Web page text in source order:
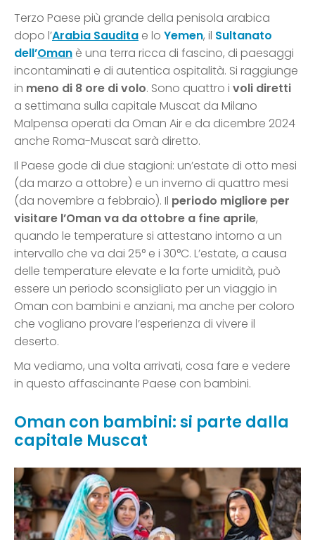
Terzo Paese più grande della penisola arabica
dopo l’Arabia Saudita e lo Yemen, il Sultanato
dell’Oman è una terra ricca di fascino, di paesaggi
incontaminati e di autentica ospitalità. Si raggiunge
in meno di 8 ore di volo. Sono quattro i voli diretti
a settimana sulla capitale Muscat da Milano
Malpensa operati da Oman Air e da dicembre 2024
anche Roma-Muscat sarà diretto.
Il Paese gode di due stagioni: un’estate di otto mesi
(da marzo a ottobre) e un inverno di quattro mesi
(da novembre a febbraio). Il periodo migliore per
visitare l’Oman va da ottobre a fine aprile,
quando le temperature si attestano intorno a un
intervallo che va dai 25° e i 30°C. L’estate, a causa
delle temperature elevate e la forte umidità, può
essere un periodo sconsigliato per un viaggio in
Oman con bambini e anziani, ma anche per coloro
che vogliano provare l’esperienza di vivere il
deserto.
Ma vediamo, una volta arrivati, cosa fare e vedere
in questo affascinante Paese con bambini.
Oman con bambini: si parte dalla
capitale Muscat